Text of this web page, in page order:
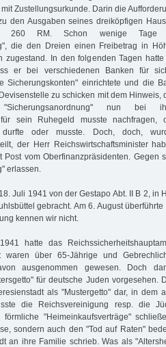
Zustellungsurkunde. Darin die
den Ausgaben seines dreiköpfigen
260 RM. Schon wenige
die den Dreien einen Freibetrag in
zugestand. In den folgenden Tagen
er bei verschiedenen Banken für
Sicherungskonten" einrichtete und die
zu schicken mit dem Hinweis,
nun bei
für sein Ruhegeld musste
durfte oder musste. Doch, doch,
der Herr Reichswirtschaftsminister
Post vom Oberfinanzpräsidenten. Gegen
erlassen.
Juli 1941 von der Gestapo Abt. II B 2, in
gebracht. Am 6. August
kennen wir nicht.
hatte das
waren über 65-Jährige und
ausgenommen gewesen. Doch
für deutsche Juden vorgesehen.
als "Mustergetto" dar, in dem
die Reichsvereinigung resp. die
förmliche "Heimeinkaufsverträge"
sondern auch den "Tod auf Raten"
an ihre Familie schrieb. Was als